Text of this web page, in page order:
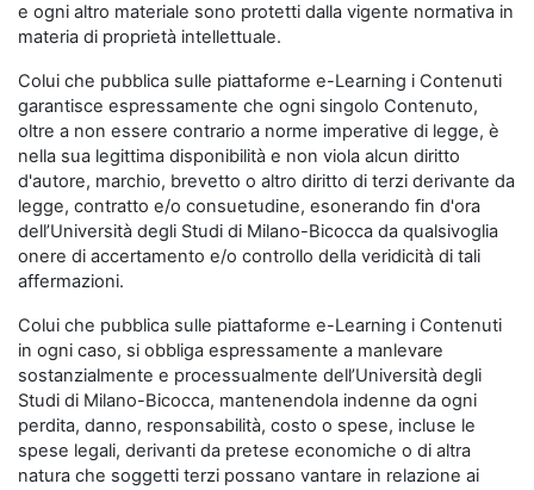
e ogni altro materiale sono protetti dalla vigente normativa in
materia di proprietà intellettuale.
Colui che pubblica sulle piattaforme e-Learning i Contenuti
garantisce espressamente che ogni singolo Contenuto,
oltre a non essere contrario a norme imperative di legge, è
nella sua legittima disponibilità e non viola alcun diritto
d'autore, marchio, brevetto o altro diritto di terzi derivante da
legge, contratto e/o consuetudine, esonerando fin d'ora
dell’Università degli Studi di Milano-Bicocca da qualsivoglia
onere di accertamento e/o controllo della veridicità di tali
affermazioni.
Colui che pubblica sulle piattaforme e-Learning i Contenuti
in ogni caso, si obbliga espressamente a manlevare
sostanzialmente e processualmente dell’Università degli
Studi di Milano-Bicocca, mantenendola indenne da ogni
perdita, danno, responsabilità, costo o spese, incluse le
spese legali, derivanti da pretese economiche o di altra
natura che soggetti terzi possano vantare in relazione ai